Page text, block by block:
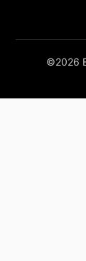
©2026